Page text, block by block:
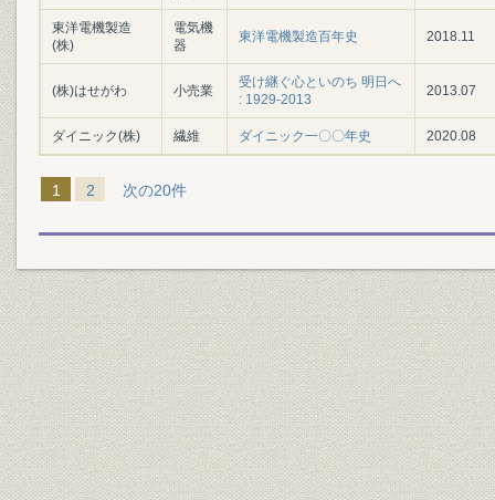
東洋電機製造
(株)
電気機
器
東洋電機製造百年史 2018.11
(株)はせがわ 小売業
受け継ぐ心といのち 明日へ
: 1929-2013
2013.07
ダイニック(株) 繊維 ダイニック一〇〇年史 2020.08
1 2 次の20件